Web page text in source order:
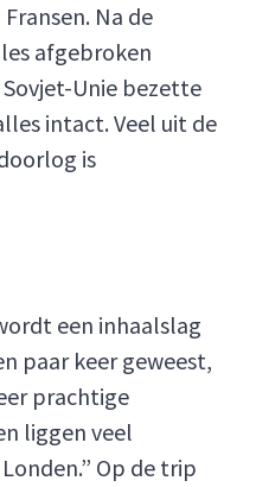
Na de
afgebroken
Unie bezette
intact. Veel uit de
is
een inhaalslag
paar keer geweest,
prachtige
liggen veel
Op de trip